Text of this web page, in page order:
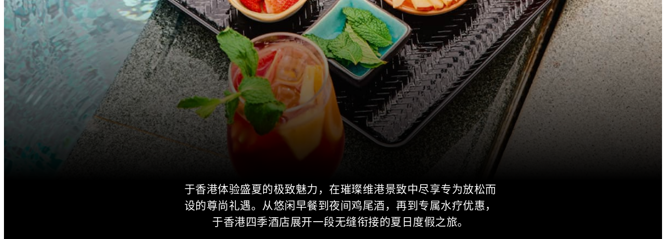
于香港体验盛夏的极致魅力，在璀璨维港景致中尽享专为放松而
设的尊尚礼遇。从悠闲早餐到夜间鸡尾酒，再到专属水疗优惠，
于香港四季酒店展开一段无缝衔接的夏日度假之旅。